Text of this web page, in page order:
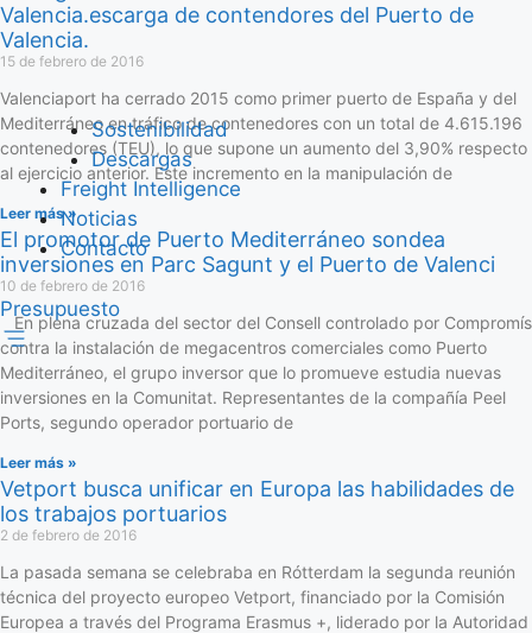
Sostenibilidad
Descargas
Freight Intelligence
Noticias
Contacto
Presupuesto
Valencia.escarga de contendores del Puerto de
Valencia.
15 de febrero de 2016
Valenciaport ha cerrado 2015 como primer puerto de España y del
Mediterráneo en tráfico de contenedores con un total de 4.615.196
contenedores (TEU), lo que supone un aumento del 3,90% respecto
al ejercicio anterior. Este incremento en la manipulación de
Leer más »
El promotor de Puerto Mediterráneo sondea
inversiones en Parc Sagunt y el Puerto de Valenci
10 de febrero de 2016
En plena cruzada del sector del Consell controlado por Compromís
contra la instalación de megacentros comerciales como Puerto
Mediterráneo, el grupo inversor que lo promueve estudia nuevas
inversiones en la Comunitat. Representantes de la compañía Peel
Ports, segundo operador portuario de
Leer más »
Vetport busca unificar en Europa las habilidades de
los trabajos portuarios
2 de febrero de 2016
La pasada semana se celebraba en Rótterdam la segunda reunión
técnica del proyecto europeo Vetport, financiado por la Comisión
Europea a través del Programa Erasmus +, liderado por la Autoridad